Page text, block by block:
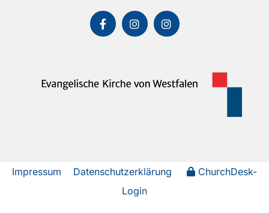
Impressum Datenschutzerklärung
ChurchDesk-
Login